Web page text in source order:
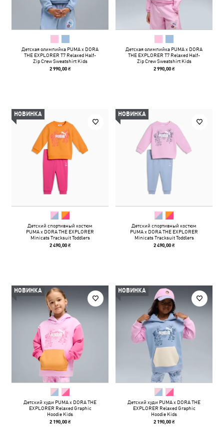
Детская олимпийка PUMA x DORA
THE EXPLORER T7 Relaxed Half-
Zip Crew Sweatshirt Kids
2 990,00 ₴
Детская олимпийка PUMA x DORA
THE EXPLORER T7 Relaxed Half-
Zip Crew Sweatshirt Kids
2 990,00 ₴
НОВИНКА
Детский спортивный костюм
PUMA x DORA THE EXPLORER
Minicats Tracksuit Toddlers
2 490,00 ₴
НОВИНКА
Детский спортивный костюм
PUMA x DORA THE EXPLORER
Minicats Tracksuit Toddlers
2 490,00 ₴
НОВИНКА
Детский худи PUMA x DORA THE
EXPLORER Relaxed Graphic
Hoodie Kids
2 190,00 ₴
НОВИНКА
Детский худи PUMA x DORA THE
EXPLORER Relaxed Graphic
Hoodie Kids
2 190,00 ₴